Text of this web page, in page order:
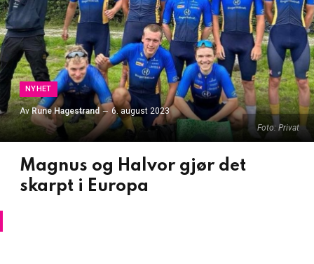
Foto: Privat
NYHET
Av Rune Hagestrand 6. august 2023
Magnus og Halvor gjør det
skarpt i Europa